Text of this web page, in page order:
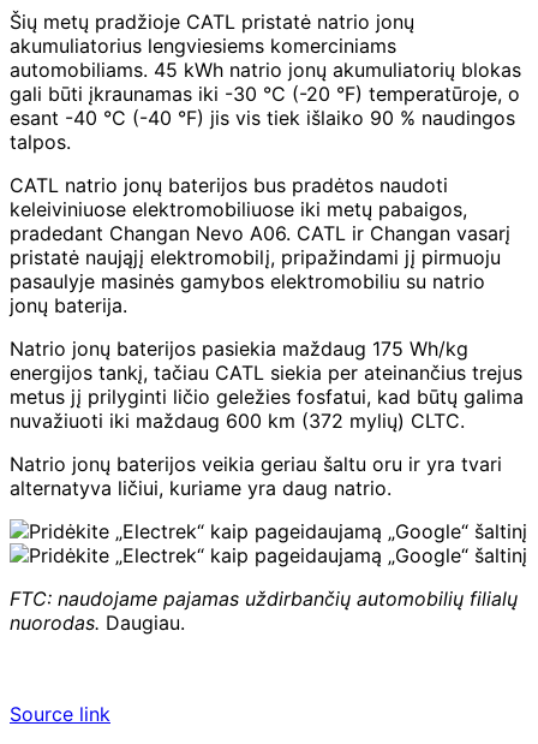
Šių metų pradžioje CATL pristatė natrio jonų
akumuliatorius lengviesiems komerciniams
automobiliams. 45 kWh natrio jonų akumuliatorių blokas
gali būti įkraunamas iki -30 °C (-20 °F) temperatūroje, o
esant -40 °C (-40 °F) jis vis tiek išlaiko 90 % naudingos
talpos.
CATL natrio jonų baterijos bus pradėtos naudoti
keleiviniuose elektromobiliuose iki metų pabaigos,
pradedant Changan Nevo A06. CATL ir Changan vasarį
pristatė naująjį elektromobilį, pripažindami jį pirmuoju
pasaulyje masinės gamybos elektromobiliu su natrio
jonų baterija.
Natrio jonų baterijos pasiekia maždaug 175 Wh/kg
energijos tankį, tačiau CATL siekia per ateinančius trejus
metus jį prilyginti ličio geležies fosfatui, kad būtų galima
nuvažiuoti iki maždaug 600 km (372 mylių) CLTC.
Natrio jonų baterijos veikia geriau šaltu oru ir yra tvari
alternatyva ličiui, kuriame yra daug natrio.
FTC: naudojame pajamas uždirbančių automobilių filialų
nuorodas. Daugiau.
Source link